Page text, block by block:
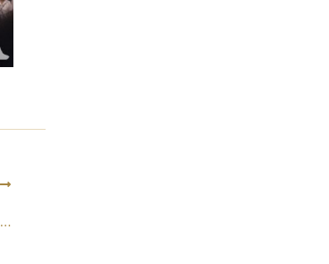
Inauguración Colegio Marichuela. Bogotá-marzo 1989